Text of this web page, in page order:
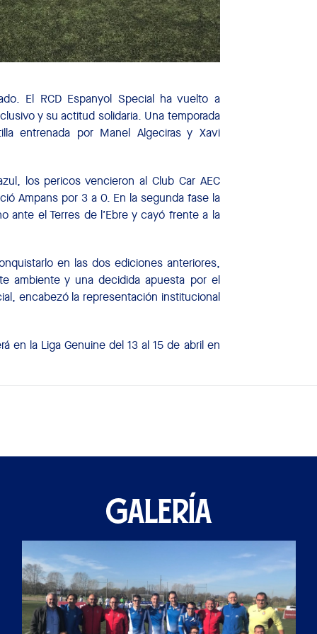
El RCD Espanyol Special ha vuelto a
y su actitud solidaria. Una temporada
entrenada por Manel Algeciras y Xavi
los pericos vencieron al Club Car AEC
Ampans por 3 a 0. En la segunda fase la
ante el Terres de l’Ebre y cayó frente a la
en las dos ediciones anteriores,
ambiente y una decidida apuesta por el
encabezó la representación institucional
en la Liga Genuine del 13 al 15 de abril en
GALERÍA